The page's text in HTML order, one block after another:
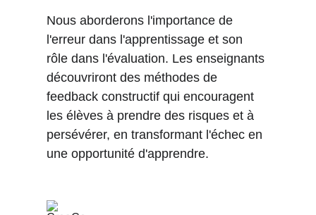
Nous aborderons l'importance de
l'erreur dans l'apprentissage et son
rôle dans l'évaluation. Les enseignants
découvriront des méthodes de
feedback constructif qui encouragent
les élèves à prendre des risques et à
persévérer, en transformant l'échec en
une opportunité d'apprendre.